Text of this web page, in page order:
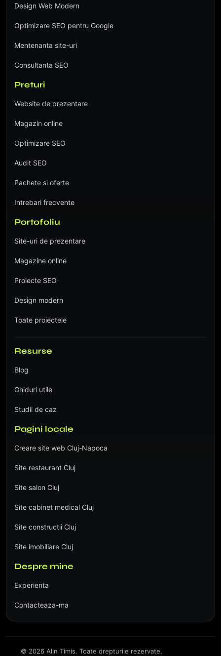
Design Web Modern
Optimizare SEO pentru Google
Mentenanta site-uri
Consultanta SEO
Preturi
Website de prezentare
Magazin online
Optimizare SEO
Audit SEO
Pachete si oferte
Intrebari frecvente
Portofoliu
Site-uri de prezentare
Magazine online
Proiecte SEO
Design modern
Toate proiectele
Resurse
Blog
Ghiduri utile
Studii de caz
Pagini locale
Creare site web Cluj-Napoca
Site restaurant Cluj
Site salon Cluj
Site cabinet medical Cluj
Site constructii Cluj
Site imobiliare Cluj
Despre mine
Experienta
Contacteaza-ma
© 2026 Alin Timis. Toate drepturile rezervate.